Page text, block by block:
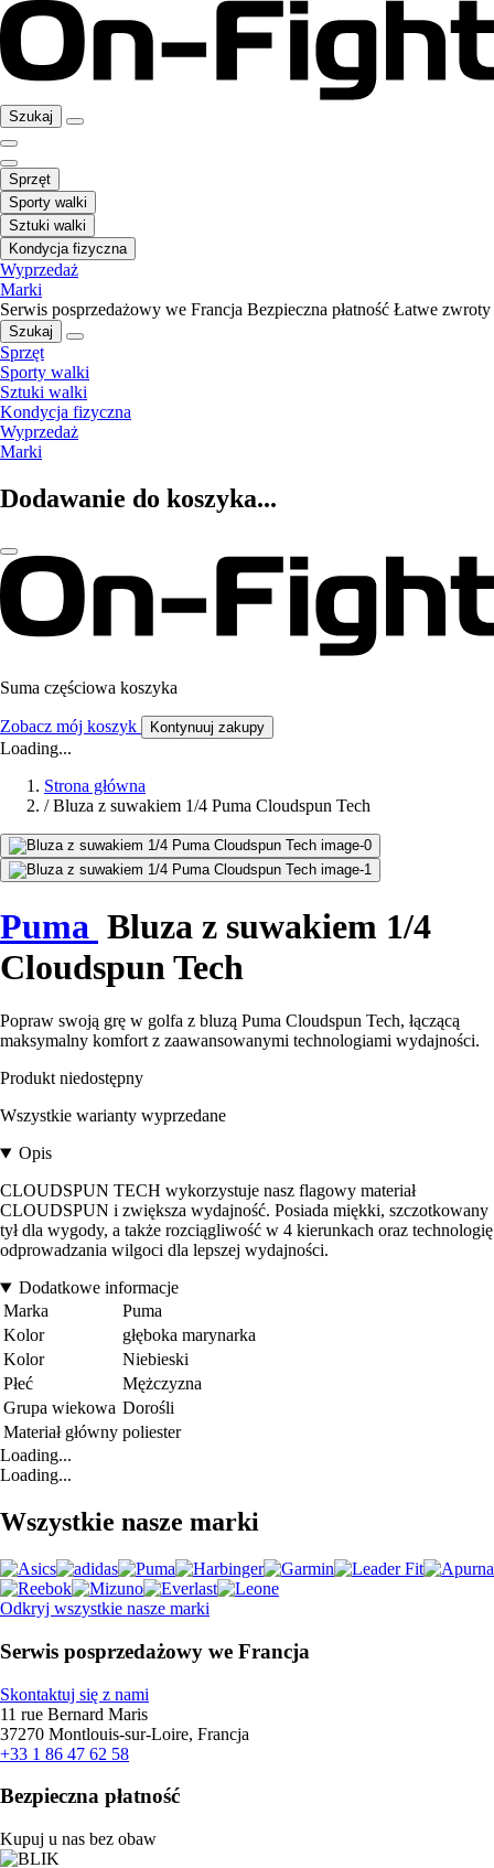
Szukaj
Sprzęt
Sporty walki
Sztuki walki
Kondycja fizyczna
Wyprzedaż
Marki
Serwis posprzedażowy we Francja Bezpieczna płatność Łatwe zwroty
Szukaj
Sprzęt
Sporty walki
Sztuki walki
Kondycja fizyczna
Wyprzedaż
Marki
Dodawanie do koszyka...
Suma częściowa koszyka
Zobacz mój koszyk Kontynuuj zakupy
Loading...
Strona główna
/ Bluza z suwakiem 1/4 Puma Cloudspun Tech
Puma Bluza z suwakiem 1/4
Cloudspun Tech
Popraw swoją grę w golfa z bluzą Puma Cloudspun Tech, łączącą
maksymalny komfort z zaawansowanymi technologiami wydajności.
Produkt niedostępny
Wszystkie warianty wyprzedane
Opis
CLOUDSPUN TECH wykorzystuje nasz flagowy materiał
CLOUDSPUN i zwiększa wydajność. Posiada miękki, szczotkowany
tył dla wygody, a także rozciągliwość w 4 kierunkach oraz technologię
odprowadzania wilgoci dla lepszej wydajności.
Dodatkowe informacje
Marka
Puma
Kolor
głęboka marynarka
Kolor
Niebieski
Płeć
Mężczyzna
Grupa wiekowa Dorośli
Materiał główny poliester
Loading...
Loading...
Wszystkie nasze marki
Odkryj wszystkie nasze marki
Serwis posprzedażowy we Francja
Skontaktuj się z nami
11 rue Bernard Maris
37270 Montlouis-sur-Loire, Francja
+33 1 86 47 62 58
Bezpieczna płatność
Kupuj u nas bez obaw